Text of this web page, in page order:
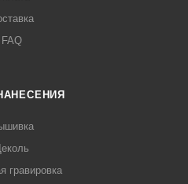
FAQ
гравировка